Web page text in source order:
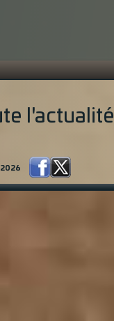
l'actualité